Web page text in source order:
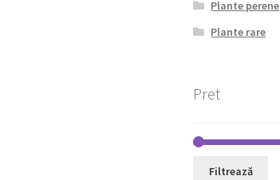
Plante perene
Plante rare
Pret
Filtrează